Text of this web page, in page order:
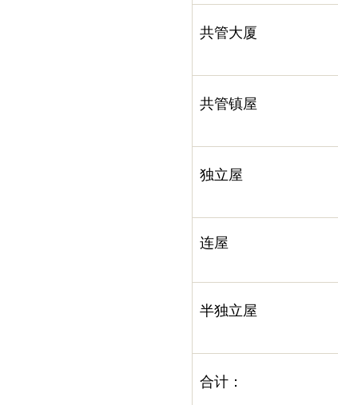
共管大厦
共管镇屋
独立屋
连屋
半独立屋
合计：